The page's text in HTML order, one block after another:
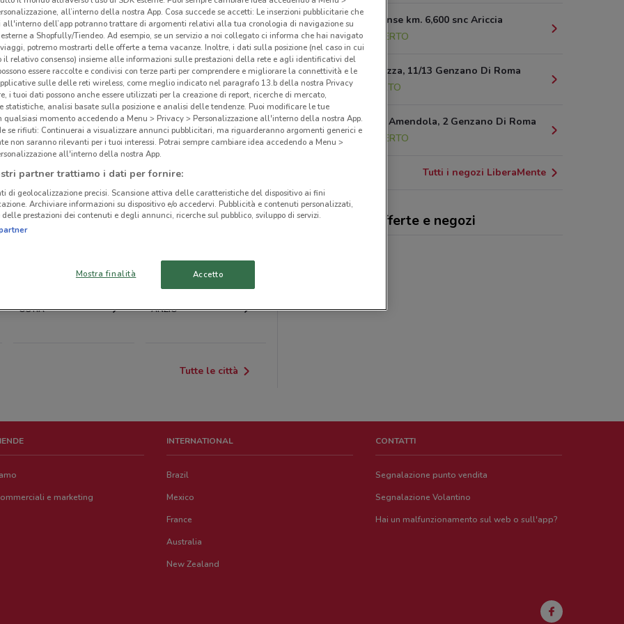
volantini nella tua zona. Riprova più tardi.
FRASCATI CIAMPINO
COLLEFERRO
OSTIA ANZIO
Tutte le città
Via Nettunense km. 6,600 snc Ariccia
2.9 km
APERTO
Via O. Ferrazza, 11/13 Genzano Di Roma
3 km
APERTO
Via Giorgio Amendola, 2 Genzano Di Roma
3.4 km
APERTO
Tutti i negozi LiberaMente
LiberaMente, offerte e negozi
e marketing
INTERNATIONAL
Brazil
Mexico
France
Australia
New Zealand
CONTATTI
Segnalazione punto vendita
Segnalazione Volantino
Hai un malfunzionamento sul web o sull'app?
all’interno della nostra App. Cosa succede se accetti: Le inserzioni pubblicitarie che
all'interno dell’app potranno trattare di argomenti relativi alla tua cronologia di navigazione su
a Shopfully/Tiendeo. Ad esempio, se un servizio a noi collegato ci informa che hai navigato
potremo mostrarti delle offerte a tema vacanze. Inoltre, i dati sulla posizione (nel caso in cui
il relativo consenso) insieme alle informazioni sulle prestazioni della rete e agli identificativi del
essere raccolte e condivisi con terze parti per comprendere e migliorare la connettività e le
sulle delle reti wireless, come meglio indicato nel paragrafo 13.b della nostra Privacy
i tuoi dati possono anche essere utilizzati per la creazione di report, ricerche di mercato,
statistiche, analisi basate sulla posizione e analisi delle tendenze. Puoi modificare le tue
qualsiasi momento accedendo a Menu > Privacy > Personalizzazione all'interno della nostra App.
se rifiuti: Continuerai a visualizzare annunci pubblicitari, ma riguarderanno argomenti generici e
non saranno rilevanti per i tuoi interessi. Potrai sempre cambiare idea accedendo a Menu >
all'interno della nostra App.
partner trattiamo i dati per fornire:
di geolocalizzazione precisi. Scansione attiva delle caratteristiche del dispositivo ai fini
Archiviare informazioni su dispositivo e/o accedervi. Pubblicità e contenuti personalizzati,
prestazioni dei contenuti e degli annunci, ricerche sul pubblico, sviluppo di servizi.
Mostra finalità Accetto